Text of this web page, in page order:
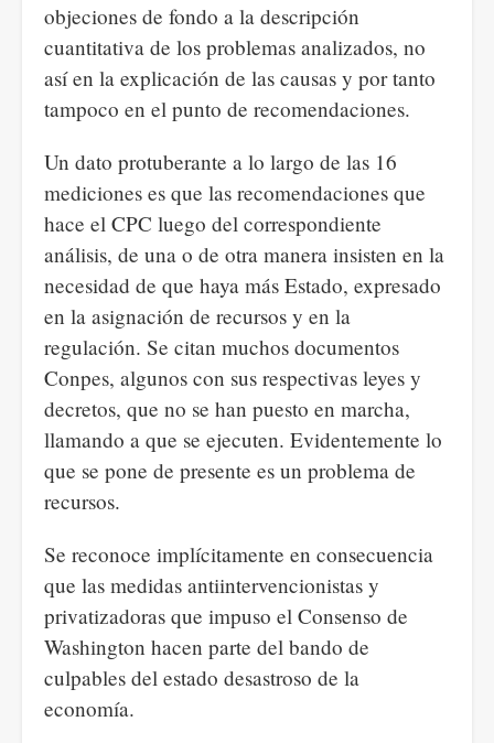
objeciones de fondo a la descripción
cuantitativa de los problemas analizados, no
así en la explicación de las causas y por tanto
tampoco en el punto de recomendaciones.
Un dato protuberante a lo largo de las 16
mediciones es que las recomendaciones que
hace el CPC luego del correspondiente
análisis, de una o de otra manera insisten en la
necesidad de que haya más Estado, expresado
en la asignación de recursos y en la
regulación. Se citan muchos documentos
Conpes, algunos con sus respectivas leyes y
decretos, que no se han puesto en marcha,
llamando a que se ejecuten. Evidentemente lo
que se pone de presente es un problema de
recursos.
Se reconoce implícitamente en consecuencia
que las medidas antiintervencionistas y
privatizadoras que impuso el Consenso de
Washington hacen parte del bando de
culpables del estado desastroso de la
economía.